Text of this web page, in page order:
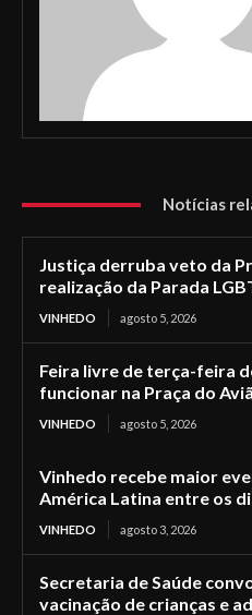
Notícias
Justiça derruba veto da
realização da Parada
VINHEDO agosto 5, 2026
Feira livre de terça-feira
funcionar na Praça do
VINHEDO agosto 5, 2026
Vinhedo recebe maior
América Latina entre os
VINHEDO agosto 3, 2026
Secretaria de Saúde
vacinação de crianças e